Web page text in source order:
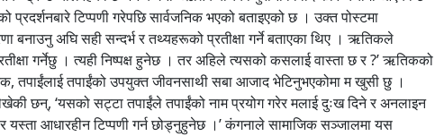
प्रदर्शनबारे टिप्पणी गरेपछि सार्वजनिक भएको बताइएको छ । उक्त पोस्टमा
बनाउनु अघि सही सन्दर्भ र तथ्यहरूको प्रतीक्षा गर्ने बताएका थिए । ऋतिकले
गर्नेछु । त्यही निष्पक्ष हुनेछ । तर अहिले त्यसको कसलाई वास्ता छ र ?’ ऋतिकको
तपाईंलाई तपाईंको उपयुक्त जीवनसाथी सबा आजाद भेटिनुभएकोमा म खुसी छु ।
छन्, ‘यसको सट्टा तपाईंले तपाईंको नाम प्रयोग गरेर मलाई दुःख दिने र अनलाइन
यस्ता आधारहीन टिप्पणी गर्न छोड्नुहुनेछ ।’ कंगनाले सामाजिक सञ्जालमा यस